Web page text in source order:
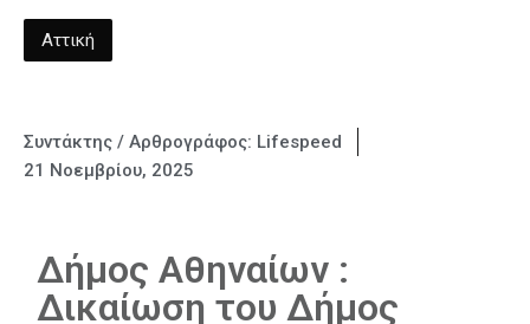
Αττική
Συντάκτης / Αρθρογράφος: Lifespeed
21 Νοεμβρίου, 2025
Δήμος Αθηναίων :
Δικαίωση του Δήμος